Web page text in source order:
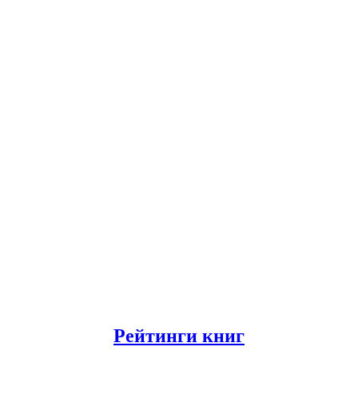
Рейтинги книг